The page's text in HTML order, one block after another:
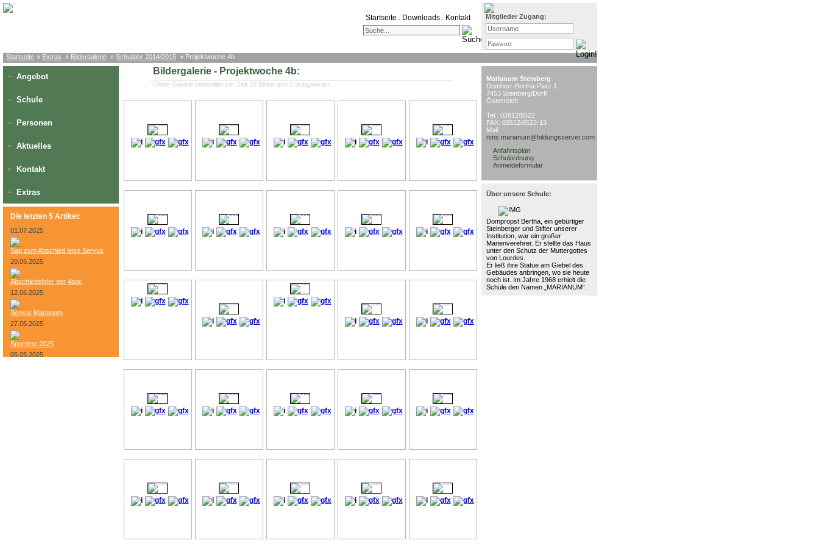
Startseite . Downloads . Kontakt Mitglieder Zugang:
Startseite » Extras » Bildergalerie » Schuljahr 2014/2015 » Projektwoche 4b
» Angebot
» Schule
» Personen
» Aktuelles
» Kontakt
» Extras
Die letzten 5 Artikel:
01.07.2025
Sag zum Abschied leise Servus
20.06.2025
Abschiedsfeier der 4abc
12.06.2025
Servus Marianum
27.05.2025
Sportfest 2025
05.05.2025
Bildergalerie - Projektwoche 4b:
Diese Galerie beinhaltet zur Zeit 28 Bilder und 0 Subgalerien...
Marianum Steinberg
Domherr-Bertha-Platz 1
7453 Steinberg/Dörfl
Österreich
Tel.: 02612/8522
FAX: 02612/8522-13
Mail:
nms.marianum@bildungsserver.com
Anfahrtsplan
Schulordnung
Anmeldeformular
Über unsere Schule:
Dompropst Bertha, ein gebürtiger
Steinberger und Stifter unserer
Institution, war ein großer
Marienverehrer. Er stellte das Haus
unter den Schutz der Muttergottes
von Lourdes.
Er ließ ihre Statue am Giebel des
Gebäudes anbringen, wo sie heute
noch ist. Im Jahre 1968 erhielt die
Schule den Namen „MARIANUM“.